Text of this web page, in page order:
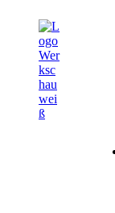
springen